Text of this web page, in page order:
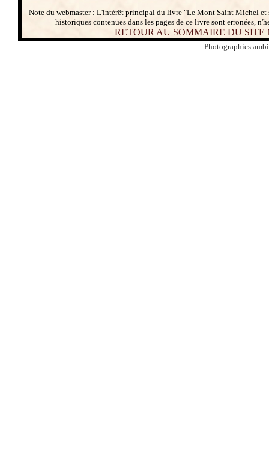
Note du webmaster : L'intérêt principal du livre "Le Mont Saint Michel et
historiques contenues dans les pages de ce livre sont erronées,
RETOUR AU SOMMAIRE DU
Photographies